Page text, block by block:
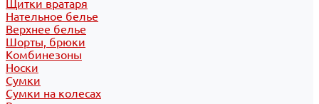
Щитки вратаря
Нательное белье
Верхнее белье
Шорты, брюки
Комбинезоны
Носки
Сумки
Сумки на колесах